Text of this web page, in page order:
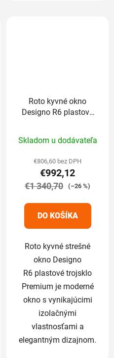
Roto kyvné okno
Designo R6 plastové
Skladom u dodávateľa
€806,60 bez DPH
€992,12
€1 340,70 (–26 %)
DO KOŠÍKA
Roto kyvné strešné
okno Designo
R6 plastové trojsklo
Premium je moderné
okno s vynikajúcimi
izolačnými
vlastnosťami a
elegantným dizajnom.